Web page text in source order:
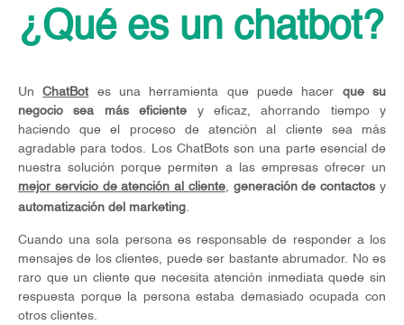
¿Qué es un chatbot?
UnChatBot es una herramienta que puede hacer que su
negocio sea más eficiente y eficaz, ahorrando tiempo y
haciendo que el proceso de atención al cliente sea más
agradable para todos. Los ChatBots son una parte esencial de
nuestra solución porque permiten a las empresas ofrecer un
mejor servicio de atención al cliente, generación de contactos y
automatización del marketing.
Cuando una sola persona es responsable de responder a los
mensajes de los clientes, puede ser bastante abrumador. No es
raro que un cliente que necesita atención inmediata quede sin
respuesta porque la persona estaba demasiado ocupada con
otros clientes.